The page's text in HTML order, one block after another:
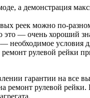
а демонстрация
реек можно по-
это — очень хороший
условия
рулевой рейки
гарантии на все
рулевой